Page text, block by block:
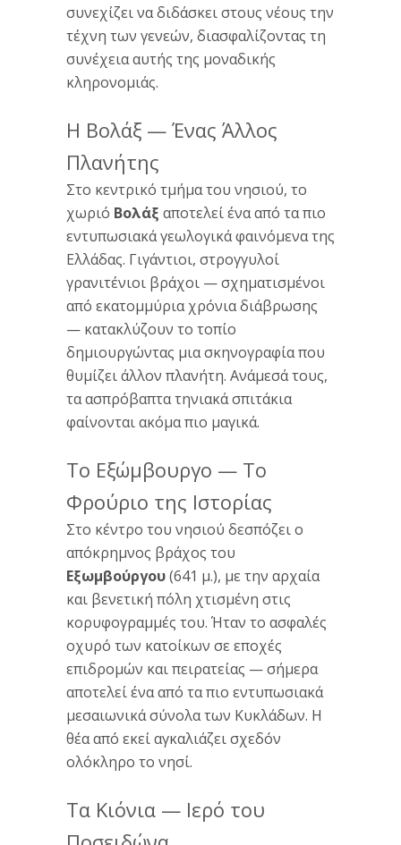
συνεχίζει να διδάσκει στους νέους την
τέχνη των γενεών, διασφαλίζοντας τη
συνέχεια αυτής της μοναδικής
κληρονομιάς.
Η Βολάξ — Ένας Άλλος
Πλανήτης
Στο κεντρικό τμήμα του νησιού, το
χωριό Βολάξ αποτελεί ένα από τα πιο
εντυπωσιακά γεωλογικά φαινόμενα της
Ελλάδας. Γιγάντιοι, στρογγυλοί
γρανιτένιοι βράχοι — σχηματισμένοι
από εκατομμύρια χρόνια διάβρωσης
— κατακλύζουν το τοπίο
δημιουργώντας μια σκηνογραφία που
θυμίζει άλλον πλανήτη. Ανάμεσά τους,
τα ασπρόβαπτα τηνιακά σπιτάκια
φαίνονται ακόμα πιο μαγικά.
Το Εξώμβουργο — Το
Φρούριο της Ιστορίας
Στο κέντρο του νησιού δεσπόζει ο
απόκρημνος βράχος του
Εξωμβούργου(641 μ.), με την αρχαία
και βενετική πόλη χτισμένη στις
κορυφογραμμές του. Ήταν το ασφαλές
οχυρό των κατοίκων σε εποχές
επιδρομών και πειρατείας — σήμερα
αποτελεί ένα από τα πιο εντυπωσιακά
μεσαιωνικά σύνολα των Κυκλάδων. Η
θέα από εκεί αγκαλιάζει σχεδόν
ολόκληρο το νησί.
Τα Κιόνια — Ιερό του